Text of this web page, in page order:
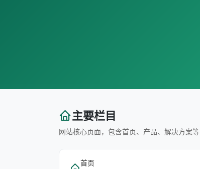
主要栏目
网站核心页面，包含首页、产品、解决方案等
首页